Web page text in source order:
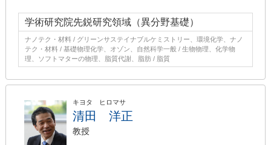
学術研究院先鋭研究領域（異分野基礎）
ナノテク・材料 / グリーンサステイナブルケミストリー、環境化学、ナノ
テク・材料 / 基礎物理化学、オゾン、自然科学一般 / 生物物理、化学物
理、ソフトマターの物理、脂質代謝、脂肪 / 脂質
キヨタ ヒロマサ
清田 洋正
教授